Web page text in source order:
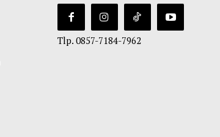
Tlp. 0857-7184-7962